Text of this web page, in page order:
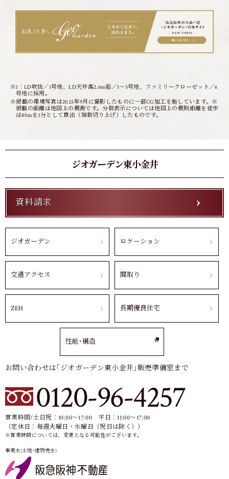
※1：LD吹抜／1号地、LD天井高2.6m超／1〜5号地、ファミリークローゼット／6
号地に採用。
※掲載の環境写真は2025年9月に撮影したものに一部CG加工を施しています。※
掲載の距離は地図上の概測です。分数表示については地図上の概則距離を徒歩
は80mを1分として算出（端数切り上げ）したものです。
ジオガーデン東小金井
資料請求
ジオガーデン ロケーション
交通アクセス 間取り
ZEH 長期優良住宅
性能･構造
お問い合わせは｢ジオガーデン東小金井｣販売準備室まで
0120-96-4257
営業時間/土日祝：10:00～17:00 平日：11:00～17:00
（定休日：毎週火曜日・水曜日（祝日は除く））
※営業時間については、変更となる可能性がございます。
事業主(土地･建物売主)